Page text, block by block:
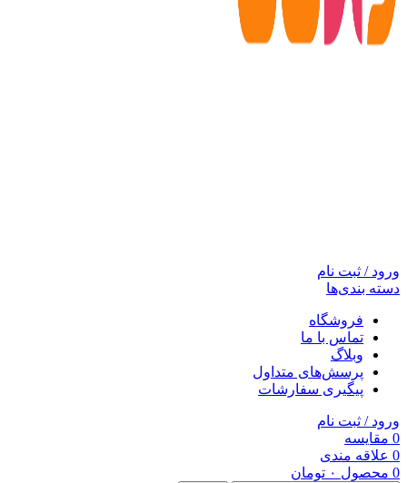
ورود / ثبت نام
دسته بندی‌ها
فروشگاه
تماس با ما
وبلاگ
پرسش‌های متداول
پیگیری سفارشات
ورود / ثبت نام
0 مقایسه
0 علاقه مندی
0 محصول ۰ تومان